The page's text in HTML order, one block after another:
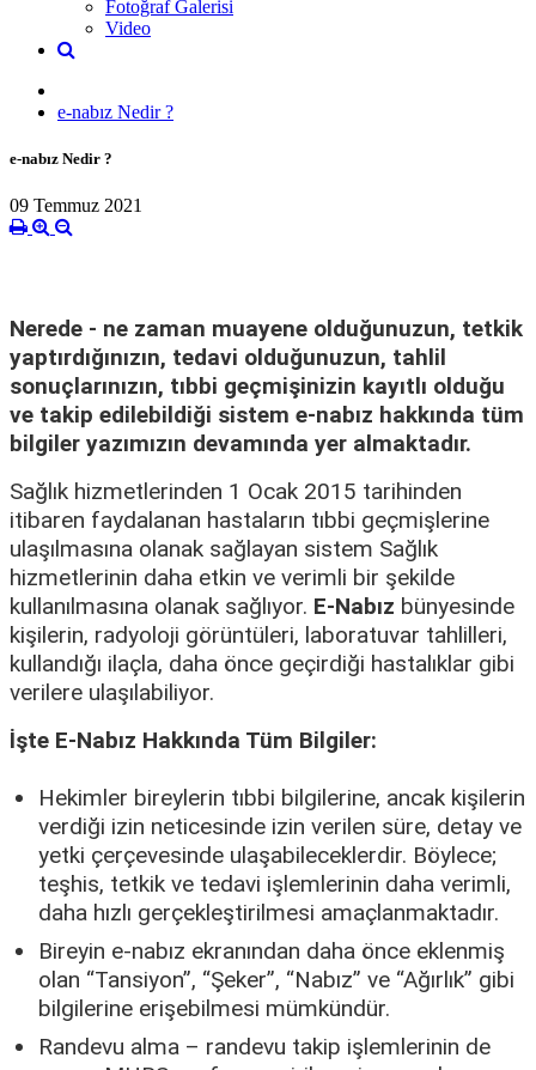
Fotoğraf Galerisi
Video
e-nabız Nedir ?
e-nabız Nedir ?
09 Temmuz 2021
Nerede - ne zaman muayene olduğunuzun, tetkik
yaptırdığınızın, tedavi olduğunuzun, tahlil
sonuçlarınızın, tıbbi geçmişinizin kayıtlı olduğu
ve takip edilebildiği sistem e-nabız hakkında tüm
bilgiler yazımızın devamında yer almaktadır.
Sağlık hizmetlerinden 1 Ocak 2015 tarihinden
itibaren faydalanan hastaların tıbbi geçmişlerine
ulaşılmasına olanak sağlayan sistem Sağlık
hizmetlerinin daha etkin ve verimli bir şekilde
kullanılmasına olanak sağlıyor. E-Nabız bünyesinde
kişilerin, radyoloji görüntüleri, laboratuvar tahlilleri,
kullandığı ilaçla, daha önce geçirdiği hastalıklar gibi
verilere ulaşılabiliyor.
İşte E-Nabız Hakkında Tüm Bilgiler:
Hekimler bireylerin tıbbi bilgilerine, ancak kişilerin
verdiği izin neticesinde izin verilen süre, detay ve
yetki çerçevesinde ulaşabileceklerdir. Böylece;
teşhis, tetkik ve tedavi işlemlerinin daha verimli,
daha hızlı gerçekleştirilmesi amaçlanmaktadır.
Bireyin e-nabız ekranından daha önce eklenmiş
olan “Tansiyon”, “Şeker”, “Nabız” ve “Ağırlık” gibi
bilgilerine erişebilmesi mümkündür.
Randevu alma – randevu takip işlemlerinin de